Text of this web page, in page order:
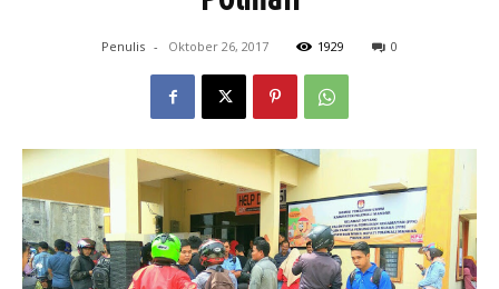
Penulis - Oktober 26, 2017 1929 0